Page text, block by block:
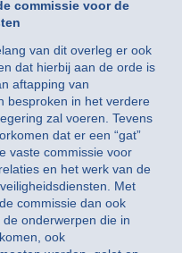
commissie voor de
van dit overleg er ook
dat hierbij aan de orde is
aftapping van
besproken in het verdere
zal voeren. Tevens
dat er een “gat”
vaste commissie voor
en het werk van de
Met
commissie dan ook
onderwerpen die in
ook